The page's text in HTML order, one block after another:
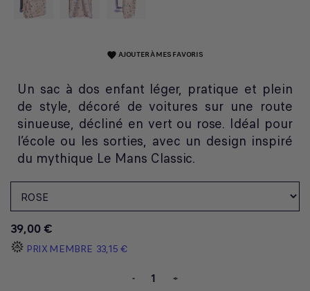
favorite AJOUTER À MES FAVORIS
Un sac à dos enfant léger, pratique et plein
de style, décoré de voitures sur une route
sinueuse, décliné en vert ou rose. Idéal pour
l’école ou les sorties, avec un design inspiré
du mythique Le Mans Classic.
39,00 €
PRIX MEMBRE 33,15 €
- +